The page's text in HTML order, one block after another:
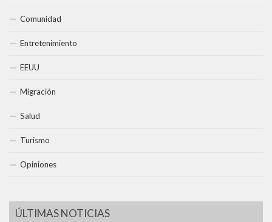
Comunidad
Entretenimiento
EEUU
Migración
Salud
Turismo
Opiniones
ÚLTIMAS NOTICIAS